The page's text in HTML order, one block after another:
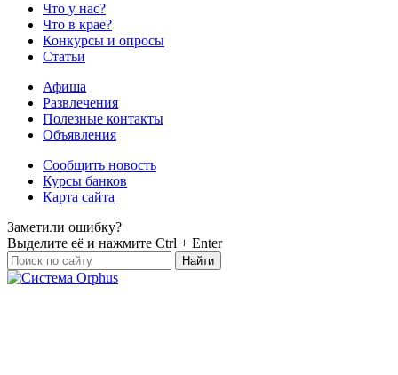
Что у нас?
Что в крае?
Конкурсы и опросы
Статьи
Афиша
Развлечения
Полезные контакты
Объявления
Сообщить новость
Курсы банков
Карта сайта
Заметили ошибку?
Выделите её и нажмите Ctrl + Enter